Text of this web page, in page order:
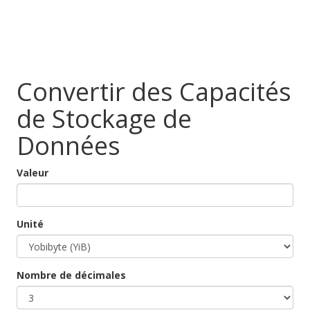
Convertir des Capacités
de Stockage de
Données
Valeur
Unité
Nombre de décimales